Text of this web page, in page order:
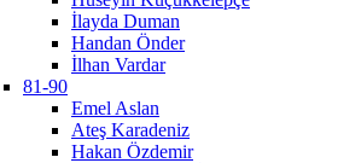
İlayda Duman
Handan Önder
İlhan Vardar
81-90
Emel Aslan
Ateş Karadeniz
Hakan Özdemir